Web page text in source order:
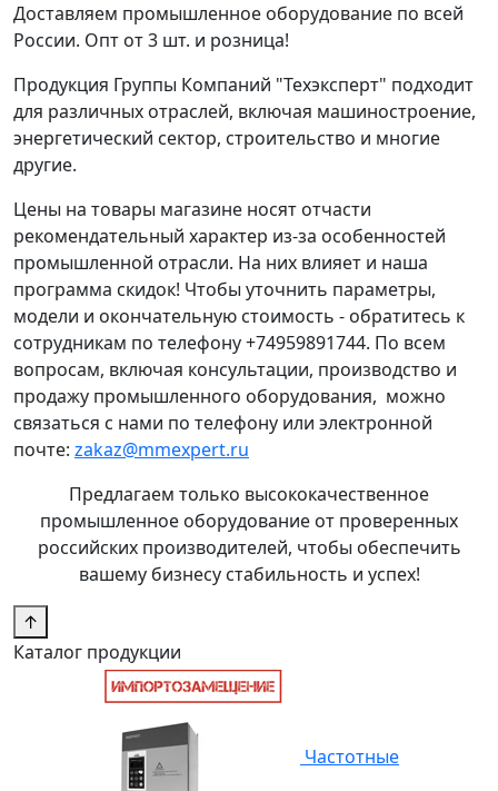
Доставляем промышленное оборудование по всей
России. Опт от 3 шт. и розница!
Продукция Группы Компаний "Техэксперт" подходит
для различных отраслей, включая машиностроение,
энергетический сектор, строительство и многие
другие.
Цены на товары магазине носят отчасти
рекомендательный характер из-за особенностей
промышленной отрасли. На них влияет и наша
программа скидок! Чтобы уточнить параметры,
модели и окончательную стоимость - обратитесь к
сотрудникам по телефону +74959891744. По всем
вопросам, включая консультации, производство и
продажу промышленного оборудования, можно
связаться с нами по телефону или электронной
почте: zakaz@mmexpert.ru
Предлагаем только высококачественное
промышленное оборудование от проверенных
российских производителей, чтобы обеспечить
вашему бизнесу стабильность и успех!
↑
Каталог продукции
Частотные